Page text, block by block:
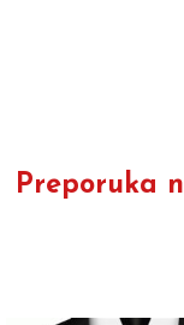
Preporuka